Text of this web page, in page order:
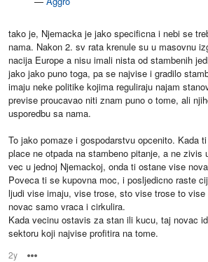
tako je, Njemacka je jako specificna i nebi se
nama. Nakon 2. sv rata krenule su u masovnu
nacija Europe a nisu imali nista od stambenih
jako jako puno toga, pa se najvise i gradilo
imaju neke politike kojima reguliraju najam
previse proucavao niti znam puno o tome, ali
usporedbu sa nama.
To jako pomaze i gospodarstvu opcenito. Kada
place ne otpada na stambeno pitanje, a ne zivis
vec u jednoj Njemackoj, onda ti ostane vise
Poveca ti se kupovna moc, i posljedicno raste
ljudi vise imaju, vise trose, sto vise trose to vise
novac samo vraca i cirkulira.
Kada vecinu ostavis za stan ili kucu, taj novac
sektoru koji najvise profitira na tome.
2y